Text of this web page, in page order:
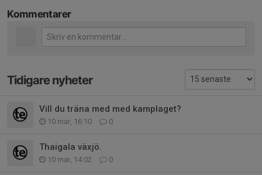
Kommentarer
Tidigare nyheter
Vill du träna med med kamplaget?
10 mar, 16:10 0
Thaigala växjö.
10 mar, 14:02 0